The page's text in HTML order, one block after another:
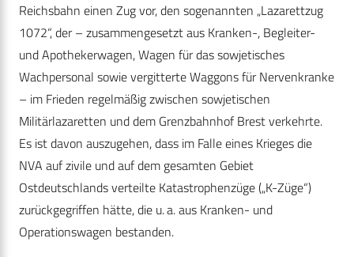
Reichsbahn einen Zug vor, den sogenannten „Lazarettzug
1072“, der – zusammengesetzt aus Kranken-, Begleiter-
und Apothekerwagen, Wagen für das sowjetisches
Wachpersonal sowie vergitterte Waggons für Nervenkranke
– im Frieden regelmäßig zwischen sowjetischen
Militärlazaretten und dem Grenzbahnhof Brest verkehrte.
Es ist davon auszugehen, dass im Falle eines Krieges die
NVA auf zivile und auf dem gesamten Gebiet
Ostdeutschlands verteilte Katastrophenzüge („K-Züge“)
zurückgegriffen hätte, die u. a. aus Kranken- und
Operationswagen bestanden.